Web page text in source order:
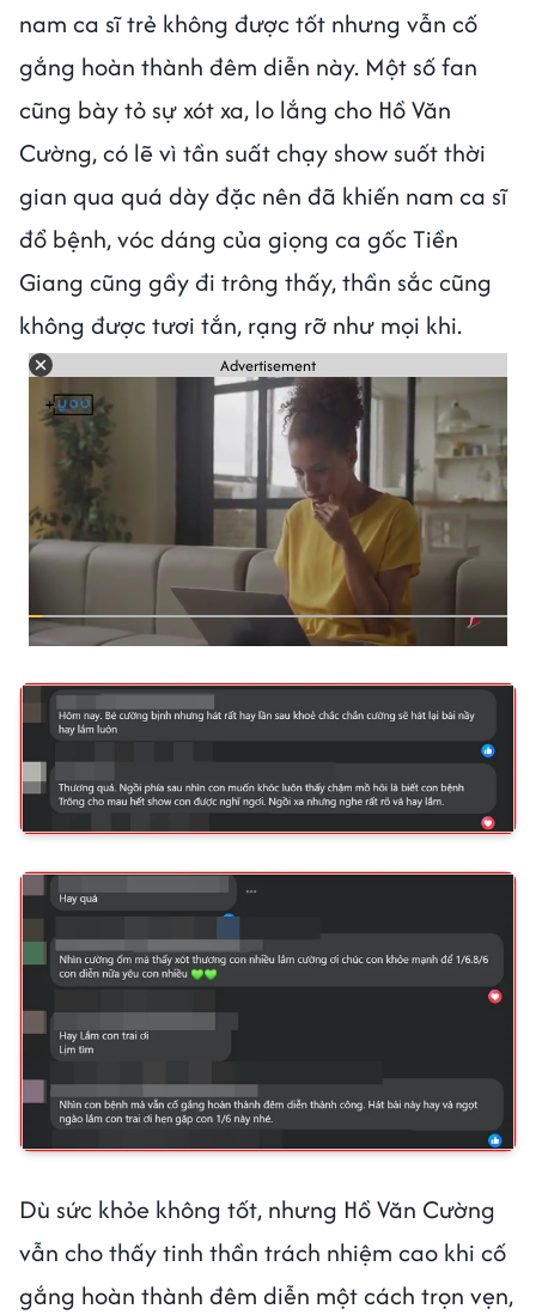
nam ca sĩ trẻ không được tốt nhưng vẫn cố
gắng hoàn thành đêm diễn này. Một số fan
cũng bày tỏ sự xót xa, lo lắng cho Hồ Văn
Cường, có lẽ vì tần suất chạy show suốt thời
gian qua quá dày đặc nên đã khiến nam ca sĩ
đổ bệnh, vóc dáng của giọng ca gốc Tiền
Giang cũng gầy đi trông thấy, thần sắc cũng
không được tươi tắn, rạng rỡ như mọi khi.
Advertisement
Dù sức khỏe không tốt, nhưng Hồ Văn Cường
vẫn cho thấy tinh thần trách nhiệm cao khi cố
gắng hoàn thành đêm diễn một cách trọn vẹn,